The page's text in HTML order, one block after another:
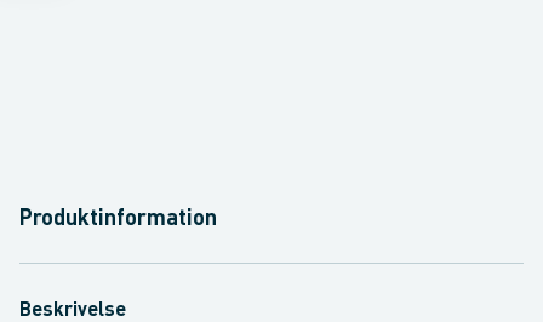
Produktinformation
Beskrivelse